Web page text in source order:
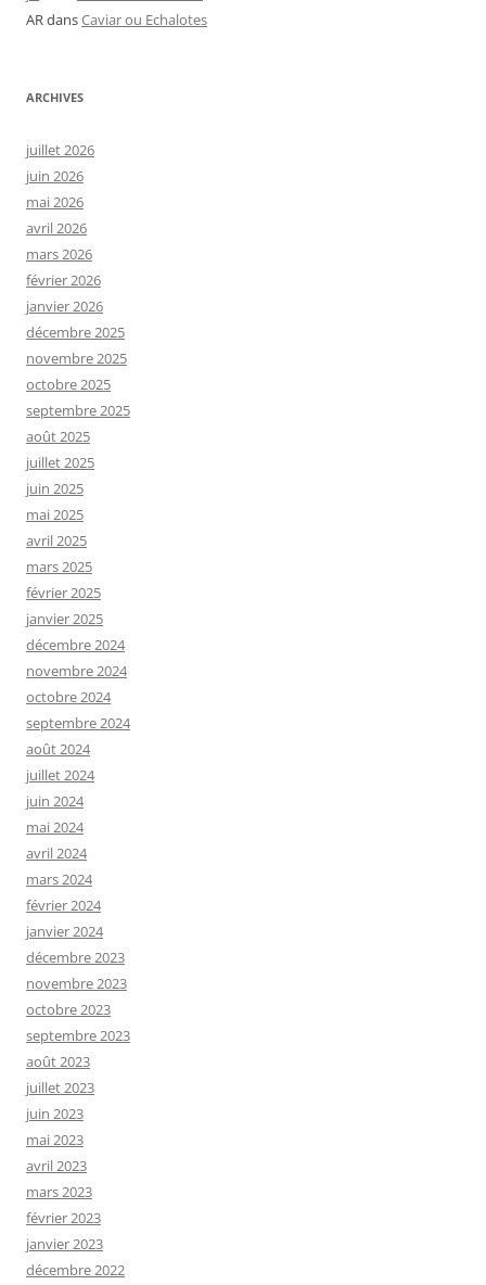
ARdansCaviar ou Echalotes
ARCHIVES
juillet 2026
juin 2026
mai 2026
avril 2026
mars 2026
février 2026
janvier 2026
décembre 2025
novembre 2025
octobre 2025
septembre 2025
août 2025
juillet 2025
juin 2025
mai 2025
avril 2025
mars 2025
février 2025
janvier 2025
décembre 2024
novembre 2024
octobre 2024
septembre 2024
août 2024
juillet 2024
juin 2024
mai 2024
avril 2024
mars 2024
février 2024
janvier 2024
décembre 2023
novembre 2023
octobre 2023
septembre 2023
août 2023
juillet 2023
juin 2023
mai 2023
avril 2023
mars 2023
février 2023
janvier 2023
décembre 2022